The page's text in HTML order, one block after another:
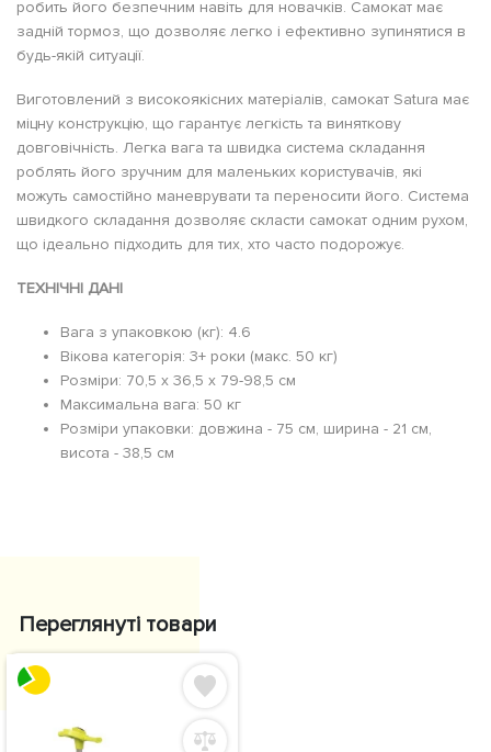
робить його безпечним навіть для новачків. Самокат має
задній тормоз, що дозволяє легко і ефективно зупинятися в
будь-якій ситуації.
Виготовлений з високоякісних матеріалів, самокат Satura має
міцну конструкцію, що гарантує легкість та виняткову
довговічність. Легка вага та швидка система складання
роблять його зручним для маленьких користувачів, які
можуть самостійно маневрувати та переносити його. Система
швидкого складання дозволяє скласти самокат одним рухом,
що ідеально підходить для тих, хто часто подорожує.
ТЕХНІЧНІ ДАНІ
Вага з упаковкою (кг): 4.6
Вікова категорія: 3+ роки (макс. 50 кг)
Розміри: 70,5 х 36,5 х 79-98,5 см
Максимальна вага: 50 кг
Розміри упаковки: довжина - 75 см, ширина - 21 см,
висота - 38,5 см
Переглянуті товари